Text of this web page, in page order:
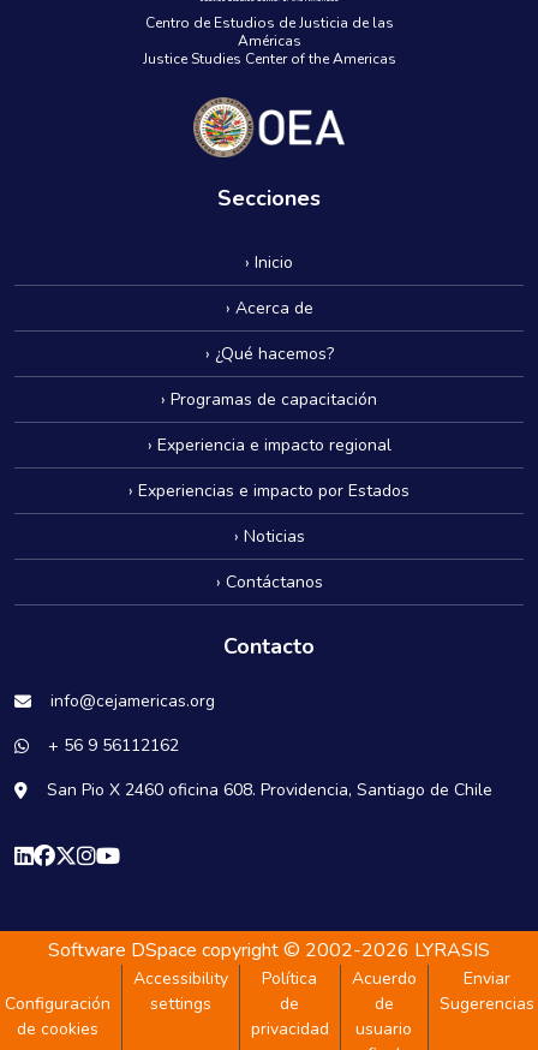
Centro de Estudios de Justicia de las
Américas
Justice Studies Center of the Americas
Secciones
› Inicio
› Acerca de
› ¿Qué hacemos?
› Programas de capacitación
› Experiencia e impacto regional
› Experiencias e impacto por Estados
› Noticias
› Contáctanos
Contacto
info@cejamericas.org
+ 56 9 56112162
San Pio X 2460 oficina 608. Providencia, Santiago de Chile
Software DSpace copyright © 2002-2026 LYRASIS
Configuración
de cookies
Accessibility
settings
Política
de
privacidad
Acuerdo
de
usuario
Enviar
Sugerencias